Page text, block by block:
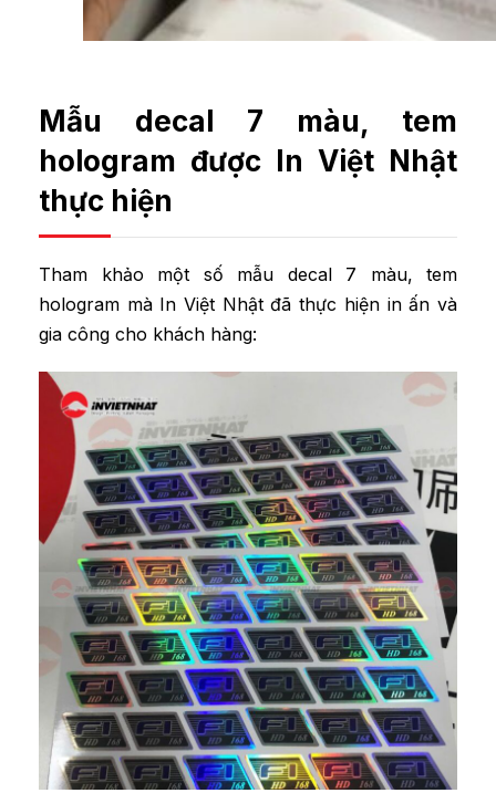
Mẫu decal 7 màu, tem
hologram được In Việt Nhật
thực hiện
Tham khảo một số mẫu decal 7 màu, tem
hologram mà In Việt Nhật đã thực hiện in ấn và
gia công cho khách hàng: